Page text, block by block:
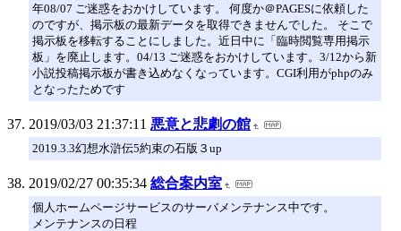
年08/07 ご迷惑をおかけしています。 何度か＠PAGESに依頼した
のですが、掲示板の最新データを取得できませんでした。 そこで
掲示板を移転することにしました。近日中に「臨時閲覧専用掲示
板」を廃止します。04/13 ご迷惑をおかけしています。3/12から新
小説投稿掲示板が書き込めなくなっています。CGI利用がphpのみ
となったためです
2019/03/03 21:37:11 悪意と悲劇の館
2019.3.3幻想水滸伝5約束の石版３up
2019/02/27 00:35:34 総合案内室
個人ホームページサービスのサーバメンテナンス中です。
メンテナンスの日程